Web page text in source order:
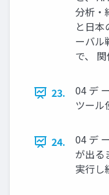
分析・
と日本
ーバル
で、
23.
04 デ
ツール
24.
04 デ
が出る
実行し